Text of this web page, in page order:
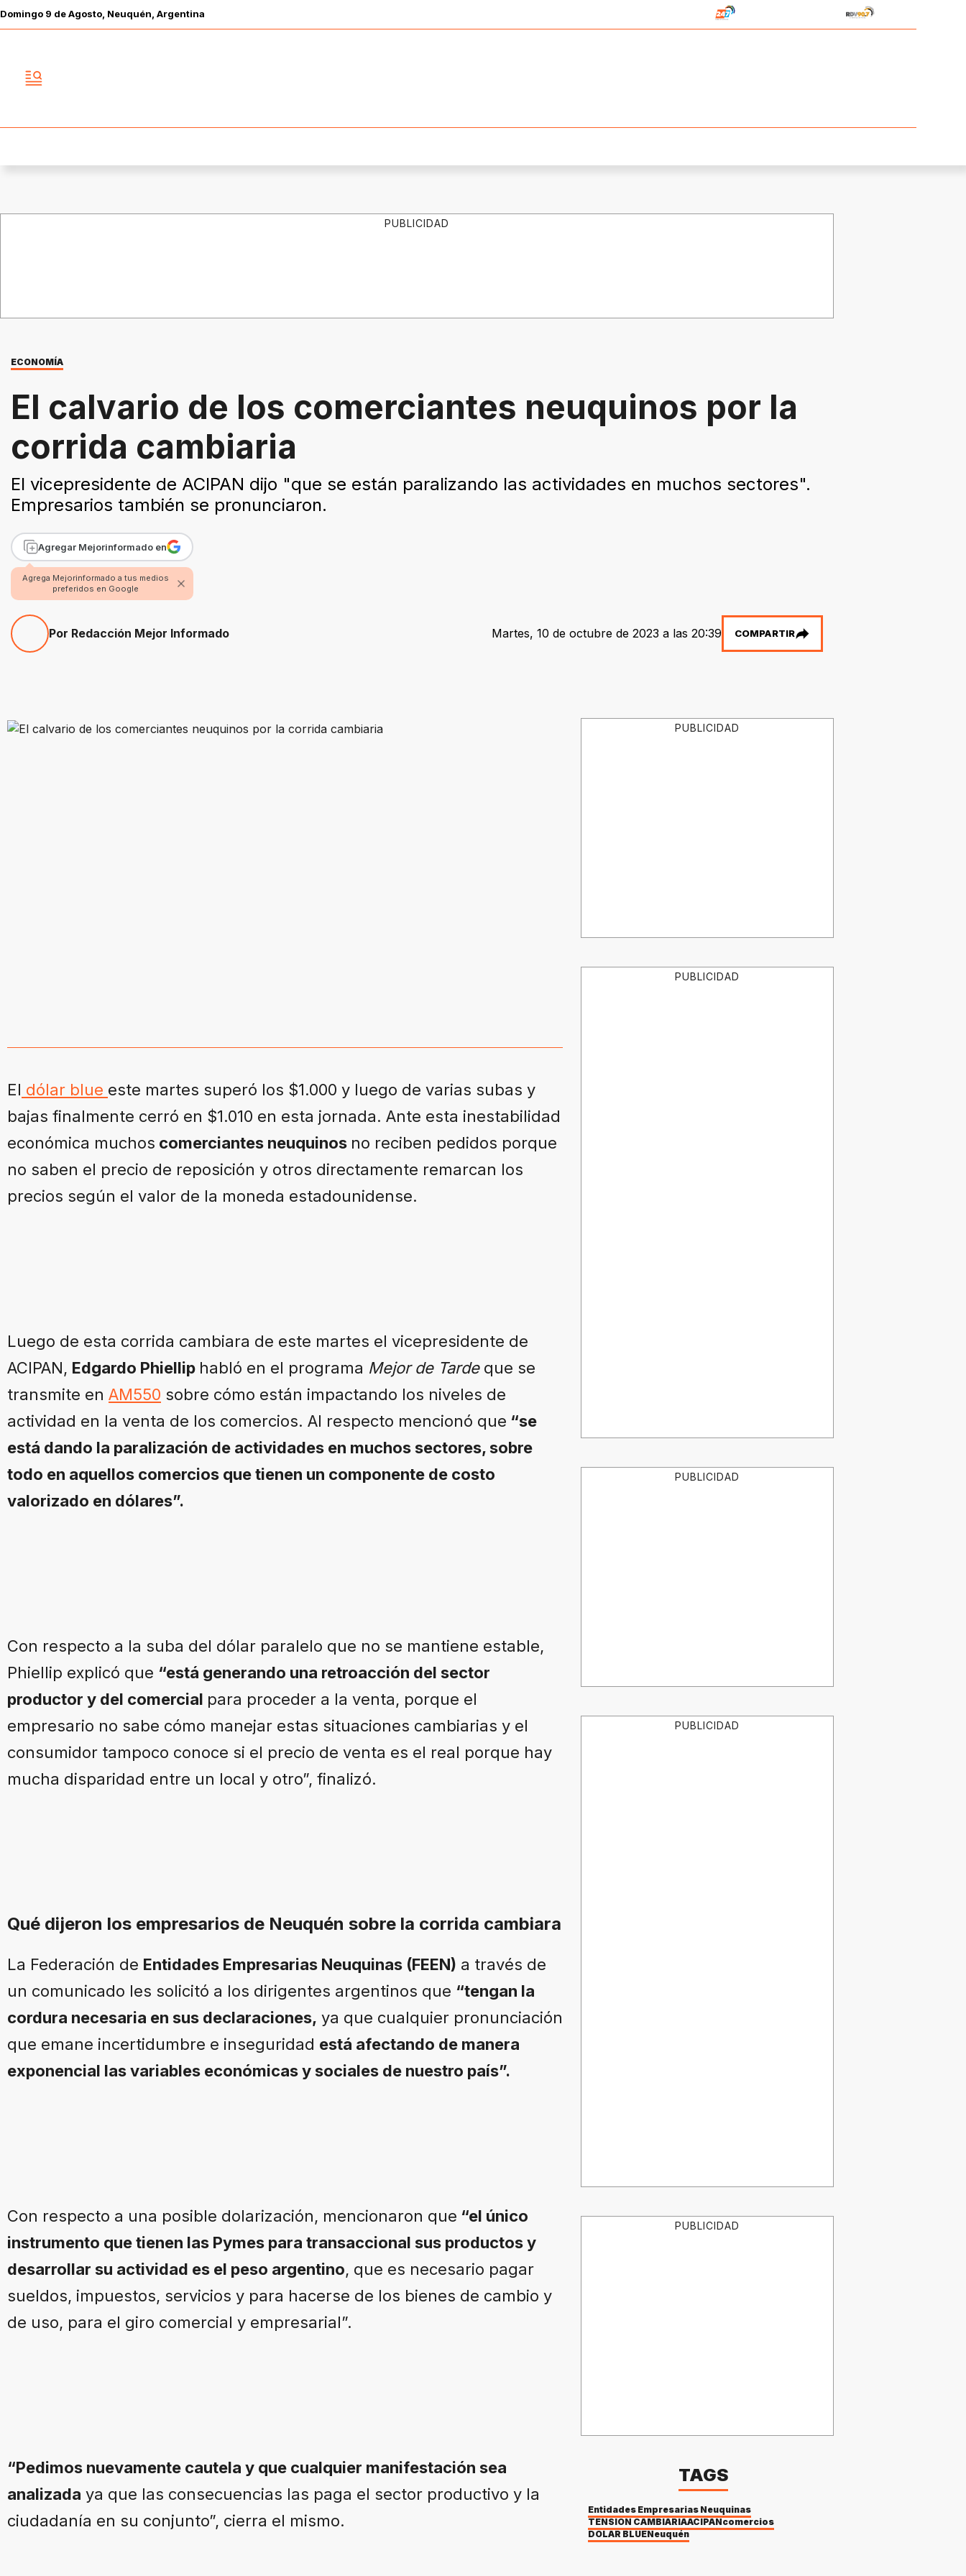
Domingo 9 deAgosto , Neuquén, Argentina
PUBLICIDAD
ECONOMÍA
El calvario de los comerciantes neuquinos por la
corrida cambiaria
El vicepresidente de ACIPAN dijo "que se están paralizando las actividades en muchos sectores".
Empresarios también se pronunciaron.
Agregar Mejorinformado en
Agrega Mejorinformado a tus medios
preferidos en Google
Por Redacción Mejor Informado Martes, 10 de octubre de 2023 a las 20:39 COMPARTIR
El dólar blue este martes superó los $1.000 y luego de varias subas y
bajas finalmente cerró en $1.010 en esta jornada. Ante esta inestabilidad
económica muchos comerciantes neuquinos no reciben pedidos porque
no saben el precio de reposición y otros directamente remarcan los
precios según el valor de la moneda estadounidense.
Luego de esta corrida cambiara de este martes el vicepresidente de
ACIPAN, Edgardo Phiellip habló en el programa Mejor de Tarde que se
transmite en AM550 sobre cómo están impactando los niveles de
actividad en la venta de los comercios. Al respecto mencionó que “se
está dando la paralización de actividades en muchos sectores, sobre
todo en aquellos comercios que tienen un componente de costo
valorizado en dólares”.
Con respecto a la suba del dólar paralelo que no se mantiene estable,
Phiellip explicó que “está generando una retroacción del sector
productor y del comercial para proceder a la venta, porque el
empresario no sabe cómo manejar estas situaciones cambiarias y el
consumidor tampoco conoce si el precio de venta es el real porque hay
mucha disparidad entre un local y otro”, finalizó.
Qué dijeron los empresarios de Neuquén sobre la corrida cambiara
La Federación de Entidades Empresarias Neuquinas (FEEN) a través de
un comunicado les solicitó a los dirigentes argentinos que “tengan la
cordura necesaria en sus declaraciones, ya que cualquier pronunciación
que emane incertidumbre e inseguridad está afectando de manera
exponencial las variables económicas y sociales de nuestro país”.
Con respecto a una posible dolarización, mencionaron que “el único
instrumento que tienen las Pymes para transaccional sus productos y
desarrollar su actividad es el peso argentino, que es necesario pagar
sueldos, impuestos, servicios y para hacerse de los bienes de cambio y
de uso, para el giro comercial y empresarial”.
“Pedimos nuevamente cautela y que cualquier manifestación sea
analizada ya que las consecuencias las paga el sector productivo y la
ciudadanía en su conjunto”, cierra el mismo.
PUBLICIDAD
PUBLICIDAD
PUBLICIDAD
PUBLICIDAD
PUBLICIDAD
TAGS
Entidades Empresarias Neuquinas
TENSION CAMBIARIAACIPANcomercios
DÓLAR BLUENeuquén